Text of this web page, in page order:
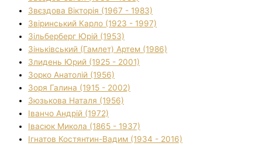
Звєздова Вікторія (1967 - 1983)
Звіринський Карло (1923 - 1997)
Зільберберг Юрій (1953)
Зіньківський (Гамлет) Артем (1986)
Злидень Юрий (1925 - 2001)
Зорко Анатолій (1956)
Зоря Галина (1915 - 2002)
Зюзькова Наталя (1956)
Іванчо Андрій (1972)
Івасюк Микола (1865 - 1937)
Ігнатов Костянтин-Вадим (1934 - 2016)